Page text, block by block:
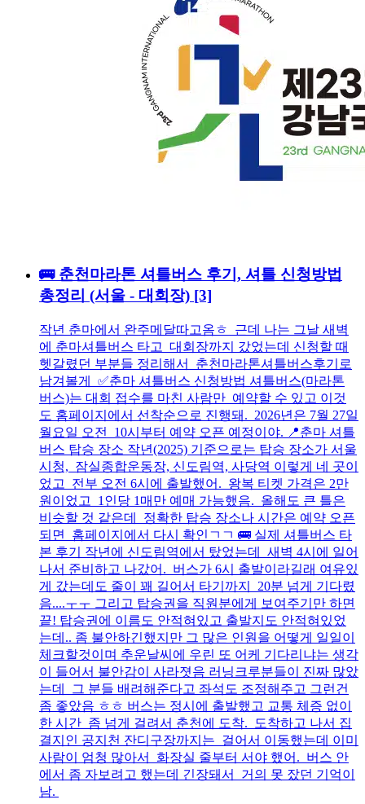
🚌 춘천마라톤 셔틀버스 후기, 셔틀 신청방법
총정리 (서울 - 대회장) [3]
작년 춘마에서 완주메달따고옴ㅎ 근데 나는 그날 새벽
에 춘마셔틀버스 타고 대회장까지 갔었는데 신청할 때
헷갈렸던 부분들 정리해서 춘천마라톤셔틀버스후기로
남겨볼게 ✅춘마 셔틀버스 신청방법 셔틀버스(마라톤
버스)는 대회 접수를 마친 사람만 예약할 수 있고 이것
도 홈페이지에서 선착순으로 진행돼. 2026년은 7월 27일
월요일 오전 10시부터 예약 오픈 예정이야. 📍춘마 셔틀
버스 탑승 장소 작년(2025) 기준으로는 탑승 장소가 서울
시청, 잠실종합운동장, 신도림역, 사당역 이렇게 네 곳이
었고 전부 오전 6시에 출발했어. 왕복 티켓 가격은 2만
원이었고 1인당 1매만 예매 가능했음. 올해도 큰 틀은
비슷할 것 같은데 정확한 탑승 장소나 시간은 예약 오픈
되면 홈페이지에서 다시 확인ㄱㄱ 🚌 실제 셔틀버스 타
본 후기 작년에 신도림역에서 탔었는데 새벽 4시에 일어
나서 준비하고 나갔어. 버스가 6시 출발이라길래 여유있
게 갔는데도 줄이 꽤 길어서 타기까지 20분 넘게 기다렸
음....ㅜㅜ 그리고 탑승권을 직원분에게 보여주기만 하면
끝! 탑승권에 이름도 안적혀있고 출발지도 안적혀있었
는데.. 좀 불안하긴했지만 그 많은 인원을 어떻게 일일이
체크할것이며 추운날씨에 우린 또 어케 기다리냐는 생각
이 들어서 불안감이 사라졋음 러닝크루분들이 진짜 많았
는데 그 분들 배려해준다고 좌석도 조정해주고 그런건
좀 좋았음 ㅎㅎ 버스는 정시에 출발했고 교통 체증 없이
한 시간 좀 넘게 걸려서 춘천에 도착. 도착하고 나서 집
결지인 공지천 잔디구장까지는 걸어서 이동했는데 이미
사람이 엄청 많아서 화장실 줄부터 서야 했어. 버스 안
에서 좀 자보려고 했는데 긴장돼서 거의 못 잤던 기억이
남.